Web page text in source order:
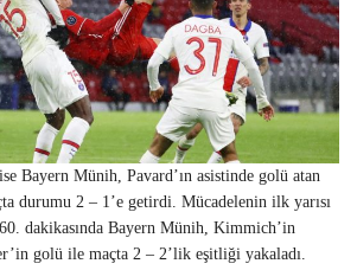
Bayern Münih, Pavard’ın asistinde golü atan
durumu 2 – 1’e getirdi. Mücadelenin ilk yarısı
dakikasında Bayern Münih, Kimmich’in
golü ile maçta 2 – 2’lik eşitliği yakaladı.